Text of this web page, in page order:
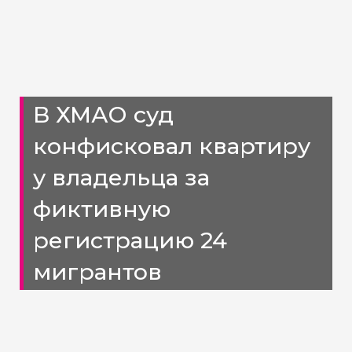
В ХМАО суд
конфисковал квартиру
у владельца за
фиктивную
регистрацию 24
мигрантов